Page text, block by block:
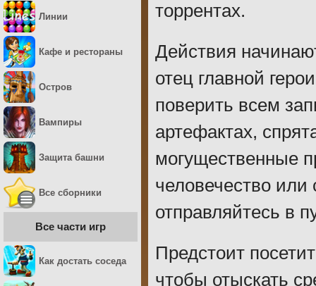
торрентах.
Действия
отец главной
поверить всем
артефактах,
могущественные
человечество или
отправляйтесь в
Предстоит
чтобы отыскать
Линии
Кафе и рестораны
Остров
Вампиры
Защита башни
Все сборники
Все части игр
Как достать соседа